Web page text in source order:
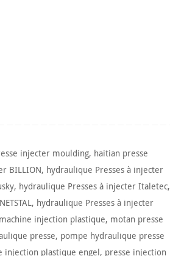
injecter moulding, haitian presse
BILLION, hydraulique Presses à injecter
, hydraulique Presses à injecter Italetec,
, hydraulique Presses à injecter
machine injection plastique, motan presse
presse, pompe hydraulique presse
injection plastique engel, presse injection